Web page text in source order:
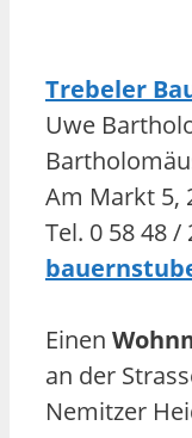
Trebeler
Uwe
Am Markt 5,
Tel. 0 58 48 /
Einen
an der
Nemitzer